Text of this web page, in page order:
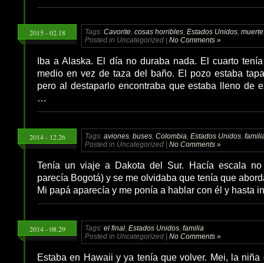
2015 - 02.18 Tags: Cavorite cosas horribles Estados Unidos muerte
Posted in Uncategorized | No Comments »
Iba a Alaska. El día no duraba nada. El cuarto
medio en vez de taza del baño. El pozo estaba
pero al destaparlo encontraba que estaba lleno de
…
2014 - 12.26 Tags: aviones buses Colombia Estados Unidos
Posted in Uncategorized | No Comments »
Tenía un viaje a Dakota del Sur. Hacía escala
parecía Bogotá) y se me olvidaba que tenía que
Mi papá aparecía y me ponía a hablar con él y hasta
2014 - 08.29 Tags: el final Estados Unidos familia
Posted in Uncategorized | No Comments »
Estaba en Hawaii y ya tenía que volver. Mei, la